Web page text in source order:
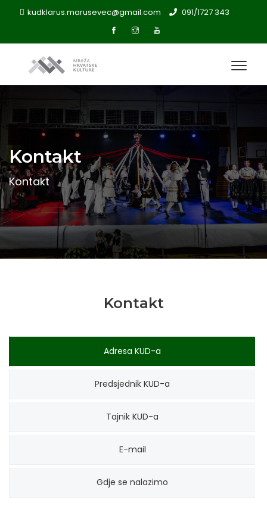
kudklarus.marusevec@gmail.com 091/1727 343
Kontakt
Kontakt
Kontakt
Adresa KUD-a
Predsjednik KUD-a
Tajnik KUD-a
E-mail
Gdje se nalazimo